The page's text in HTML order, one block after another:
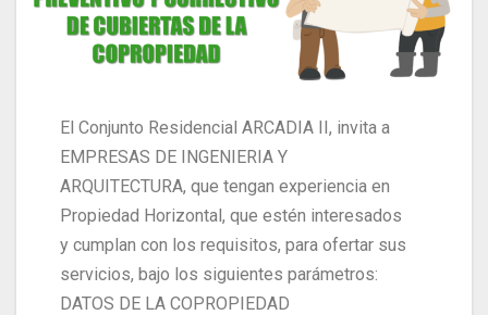
El Conjunto Residencial ARCADIA II, invita a
EMPRESAS DE INGENIERIA Y
ARQUITECTURA, que tengan experiencia en
Propiedad Horizontal, que estén interesados
y cumplan con los requisitos, para ofertar sus
servicios, bajo los siguientes parámetros:
DATOS DE LA COPROPIEDAD